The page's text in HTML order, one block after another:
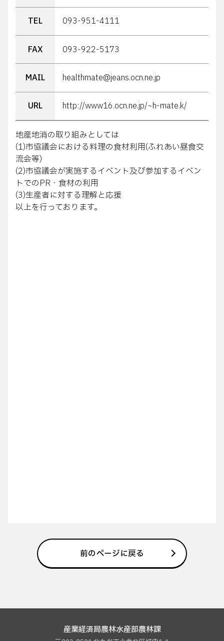
TEL 093-951-4111
FAX 093-922-5173
MAIL healthmate@jeans.ocn.ne.jp
URL http://www16.ocn.ne.jp/~h-mate.k/
地産地消の取り組みとしては
(1)市協議会における料理の食材利用(ふれあい昼食交
流会等)
(2)市協議会が実施するイベント及び参加するイベン
トでのPR・食材の利用
(3)生産者に対する理解と応援
以上を行っております。
前のページに戻る
産業経済局農林水産部農林課